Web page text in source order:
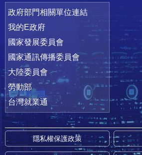
政府部門相關單位連結
我的E政府
國家發展委員會
國家通訊傳播委員會
大陸委員會
勞動部
台灣就業通
隱私權保護政策